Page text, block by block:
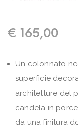
€ 165,00
Un colonnato
superficie
architetture del
candela in
da una finitura